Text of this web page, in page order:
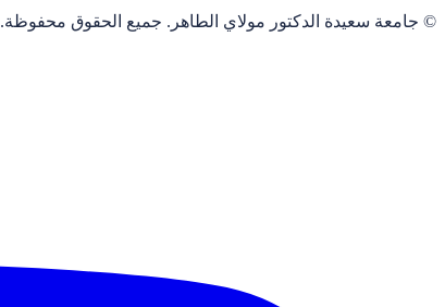
© جامعة سعيدة الدكتور مولاي الطاهر. جميع الحقوق محفوظة.